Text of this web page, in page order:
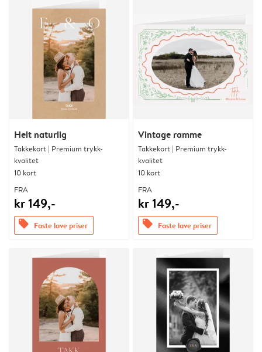
Helt naturlig
Takkekort | Premium trykk-
kvalitet
10 kort
FRA
kr 149,-
offers Faste lave priser
Vintage ramme
Takkekort | Premium trykk-
kvalitet
10 kort
FRA
kr 149,-
offers Faste lave priser